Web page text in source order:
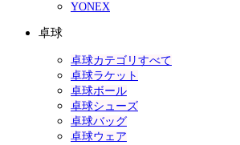
YONEX
卓球
卓球カテゴリすべて
卓球ラケット
卓球ボール
卓球シューズ
卓球バッグ
卓球ウェア